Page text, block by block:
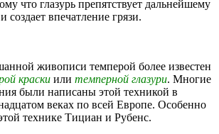
что глазурь препятствует дальнейшему
впечатление грязи.
живописи темперой более известен
краски или темперной глазури. Многие
были написаны этой техникой в
веках по всей Европе. Особенно
технике Тициан и Рубенс.